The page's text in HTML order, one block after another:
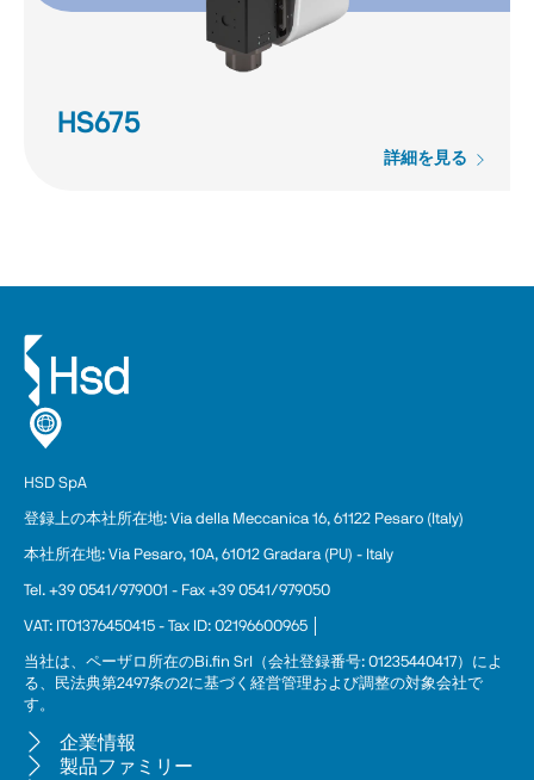
HS675
詳細を見る
HSD SpA
登録上の本社所在地: Via della Meccanica 16, 61122 Pesaro (Italy)
本社所在地: Via Pesaro, 10A, 61012 Gradara (PU) - Italy
Tel. +39 0541/979001 - Fax +39 0541/979050
VAT: IT01376450415 - Tax ID: 02196600965 │
当社は、ペーザロ所在のBi.fin Srl（会社登録番号: 01235440417）によ
る、民法典第2497条の2に基づく経営管理および調整の対象会社で
す。
企業情報
製品ファミリー